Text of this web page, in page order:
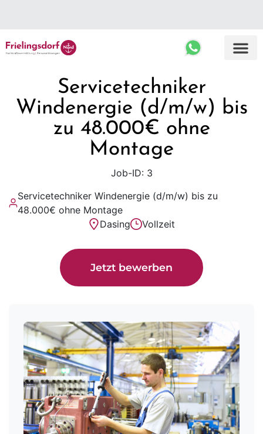
Top Ergebnisse
Servicetechniker
Windenergie (d/m/w) bis
zu 48.000€ ohne
Montage
Job-ID: 3
Servicetechniker Windenergie (d/m/w) bis zu
48.000€ ohne Montage
Dasing
Vollzeit
Jetzt bewerben